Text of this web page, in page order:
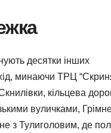
десятки інших
минаючи ТРЦ
кільцева
вуличками,
з Тулиголовим, де